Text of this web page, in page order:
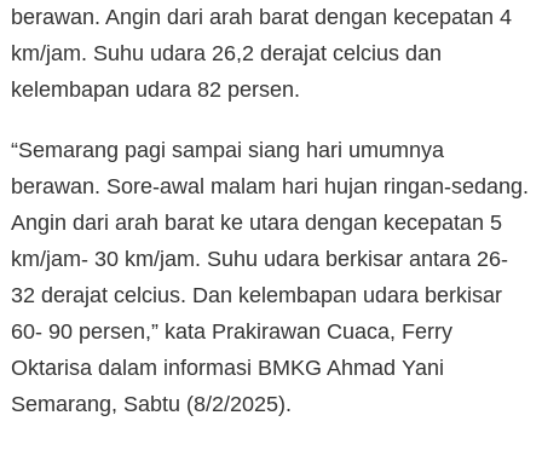
berawan. Angin dari arah barat dengan kecepatan 4
km/jam. Suhu udara 26,2 derajat celcius dan
kelembapan udara 82 persen.
“Semarang pagi sampai siang hari umumnya
berawan. Sore-awal malam hari hujan ringan-sedang.
Angin dari arah barat ke utara dengan kecepatan 5
km/jam- 30 km/jam. Suhu udara berkisar antara 26-
32 derajat celcius. Dan kelembapan udara berkisar
60- 90 persen,” kata Prakirawan Cuaca, Ferry
Oktarisa dalam informasi BMKG Ahmad Yani
Semarang, Sabtu (8/2/2025).